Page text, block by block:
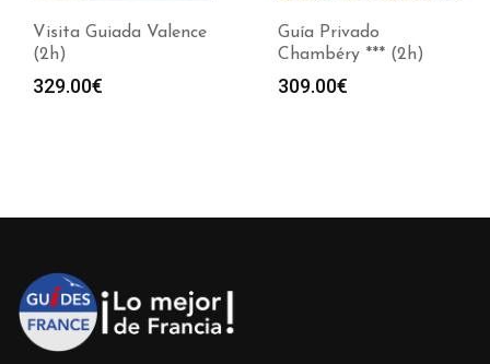
Visita Guiada Valence
(2h)
329.00€
Guía Privado
Chambéry *** (2h)
309.00€